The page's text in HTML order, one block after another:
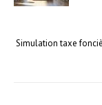
Simulation taxe